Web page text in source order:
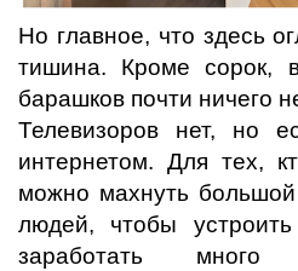
Но главное, что здесь
тишина. Кроме сорок,
барашков почти ничего
Телевизоров нет, но
интернетом. Для тех,
можно махнуть
людей, чтобы
заработать много